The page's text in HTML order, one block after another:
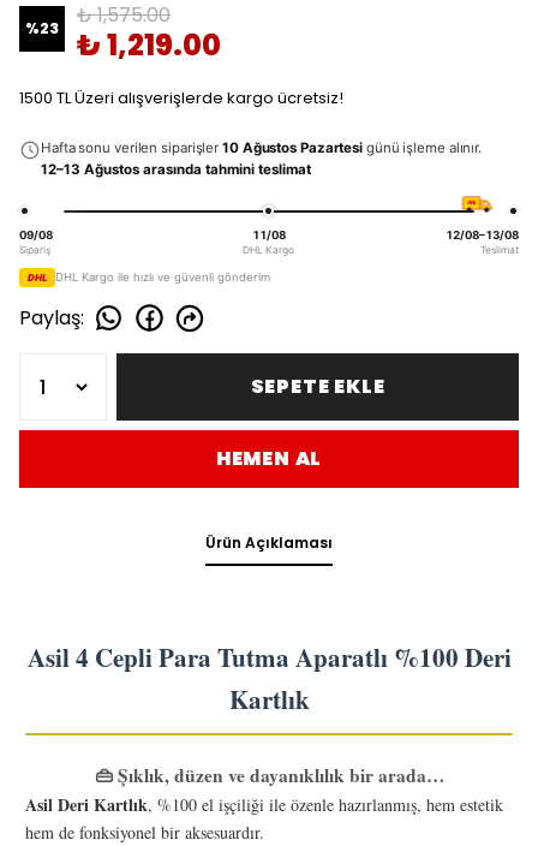
%23 ₺ 1,575.00
₺ 1,219.00
1500 TL Üzeri alışverişlerde kargo ücretsiz!
Hafta sonu verilen siparişler 10 Ağustos Pazartesi günü işleme alınır.
12–13 Ağustos arasında tahmini teslimat
DHL
09/08
Sipariş
11/08
DHL Kargo
12/08–13/08
Teslimat
DHL DHL Kargo ile hızlı ve güvenli gönderim
Paylaş:
SEPETE EKLE
HEMEN AL
Ürün Açıklaması
Asil 4 Cepli Para Tutma Aparatlı %100 Deri
Kartlık
👜 Şıklık, düzen ve dayanıklılık bir arada…
Asil Deri Kartlık, %100 el işçiliği ile özenle hazırlanmış, hem estetik
hem de fonksiyonel bir aksesuardır.